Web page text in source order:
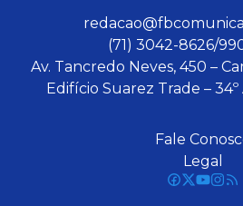
(71) 3042-8626/
Av. Tancredo Neves, 450 –
Edifício Suarez Trade –
Fale
Legal